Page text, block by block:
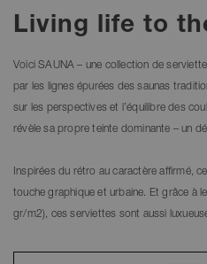
Living life to
Voici SAUNA – une collection de
par les lignes épurées des saunas
sur les perspectives et l’équilibre des
révèle sa propre teinte dominante – un
Inspirées du rétro au caractère affirmé,
touche graphique et urbaine. Et grâce à
gr/m2), ces serviettes sont aussi